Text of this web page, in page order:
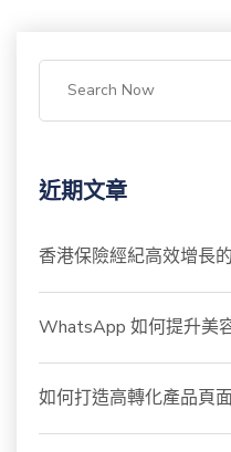
近期文章
香港保險經紀高效增長
WhatsApp 如何提升美
如何打造高轉化產品頁